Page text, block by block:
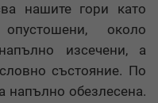
нашите гори като
около
изсечени, а
състояние. По
обезлесена.